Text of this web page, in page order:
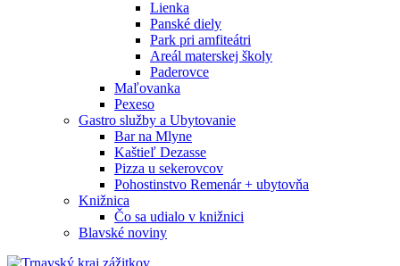
Lienka
Panské diely
Park pri amfiteátri
Areál materskej školy
Paderovce
Maľovanka
Pexeso
Gastro služby a Ubytovanie
Bar na Mlyne
Kaštieľ Dezasse
Pizza u sekerovcov
Pohostinstvo Remenár + ubytovňa
Knižnica
Čo sa udialo v knižnici
Blavské noviny